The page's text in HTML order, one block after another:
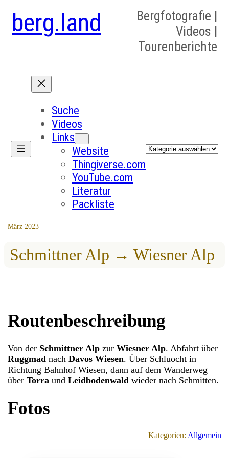
berg.land
Bergfotografie |
Videos |
Tourenberichte
Suche
Videos
Links
Website
Thingiverse.com
YouTube.com
Literatur
Packliste
Kategorien
März 2023
Schmittner Alp → Wiesner Alp
Routenbeschreibung
Von der Schmittner Alp zurWiesner Alp. Abfahrt über
Ruggmad nachDavos Wiesen. Über Schluocht in
Richtung Bahnhof Wiesen, dann auf dem Wanderweg
überTorra undLeidbodenwald wieder nach Schmitten.
Fotos
Kategorien: Allgemein